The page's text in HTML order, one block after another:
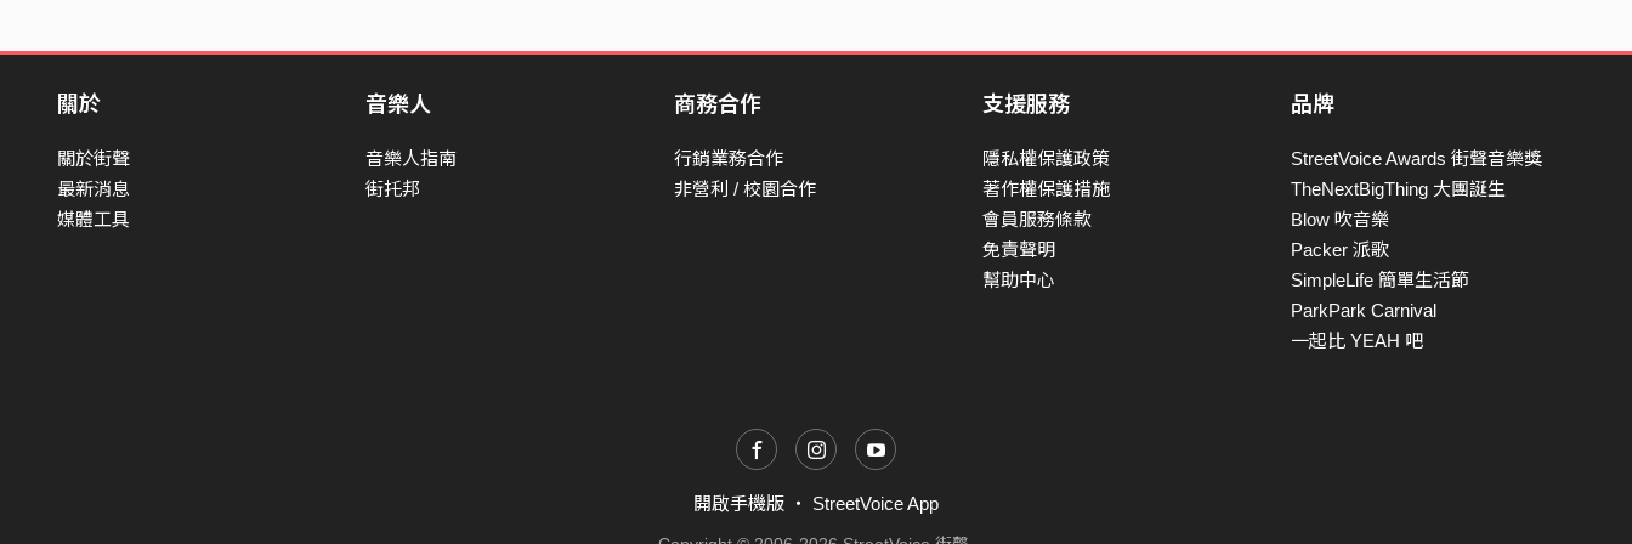
關於
關於街聲
最新消息
媒體工具
音樂人
音樂人指南
街托邦
商務合作
行銷業務合作
非營利 / 校園合作
支援服務
隱私權保護政策
著作權保護措施
會員服務條款
免責聲明
幫助中心
品牌
StreetVoice Awards 街聲音樂獎
TheNextBigThing 大團誕生
Blow 吹音樂
Packer 派歌
SimpleLife 簡單生活節
ParkPark Carnival
一起比 YEAH 吧
開啟手機版 ・ StreetVoice App